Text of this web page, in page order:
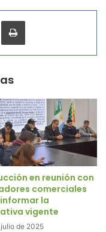
en reunión con
comerciales
la
vigente
de 2025